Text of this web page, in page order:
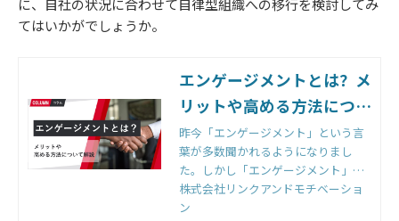
に、自社の状況に合わせて自律型組織への移行を検討してみ
てはいかがでしょうか。
エンゲージメントとは？メ
リットや高める方法につい
て解説｜組織改善ならモチ
ベーションクラウド | 株式
会社リンクアンドモチベー
ション
昨今「エンゲージメント」という言
葉が多数聞かれるようになりまし
た。しかし「エンゲージメント」と
一言で言っても、その意味は広義に
渡ります。何故、今のこの時代に
株式会社リンクアンドモチベーショ
ン